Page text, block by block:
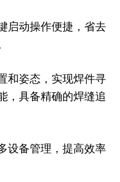
启动操作便捷，省去
和姿态，实现焊件寻
，具备精确的焊缝追
设备管理，提高效率